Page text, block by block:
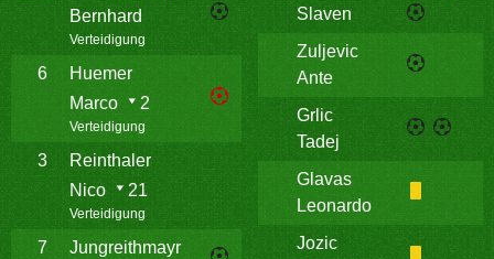
Bernhard
Verteidigung
6
Huemer
Marco
2
Verteidigung
3
Reinthaler
Nico
21
Verteidigung
7
Jungreithmayr
Slaven
Zuljevic
Ante
Grlic
Tadej
Glavas
Leonardo
Jozic